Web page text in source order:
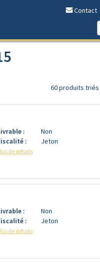
Contact
60 produits
:
Non
:
Jeton
de détails
:
Non
:
Jeton
de détails